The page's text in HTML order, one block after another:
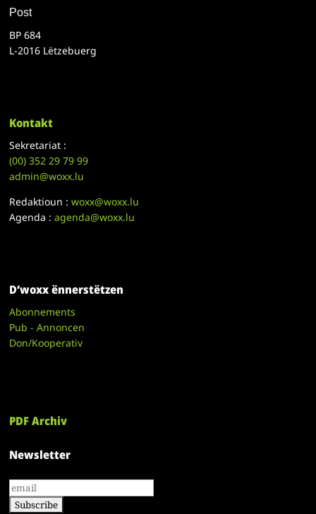
Post
BP 684
L-2016 Lëtzebuerg
Kontakt
Sekretariat :
(00)352 29 79 99
admin@woxx.lu
Redaktioun :woxx@woxx.lu
Agenda :agenda@woxx.lu
D’woxx ënnerstëtzen
Abonnements
Pub - Annoncen
Don/Kooperativ
PDF Archiv
Newsletter